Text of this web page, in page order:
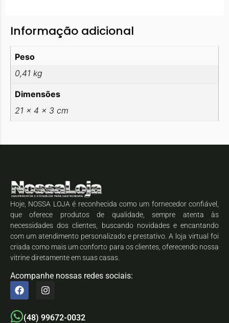
Informação adicional
Peso
0,41 kg
Dimensões
21 × 4 × 3 cm
Hoje, NOSSA LOJA é reconhecida como um fornecedor confiável,
que oferece produtos de qualidade, sempre atenta às
necessidades dos clientes, buscando novidades e encantando
com um atendimento personalizado e prestativo. A loja virtual foi
criada como mais um conforto para os clientes, oferecendo nossa
vitrine diretamente em suas casas.
Acompanhe nossas redes sociais:
(48) 99672-0032